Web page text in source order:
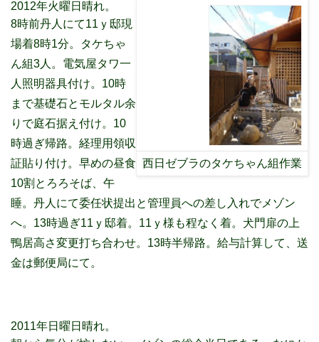
西日ゼブラのタケちゃん組作業
2012年火曜日晴れ。
8時前丹人にて11ｙ邸現
場着8時1分。タケちゃ
ん組3人。電気屋タワ一
人照明器具付け。10時
まで基礎石とモルタル余
りで庭石据え付け。10
時過ぎ帰路。経理用領収
証貼り付け。早めの昼食
10割とろろそば、午
睡。丹人にて委任状提出と管理員への差し入れでメゾン
へ。13時過ぎ11ｙ邸着。11ｙ様も程なく着。犬門扉の上
鴨居高さ変更打ち合わせ。13時半帰路。給与計算して、送
金は郵便局にて。
2011年日曜日晴れ。